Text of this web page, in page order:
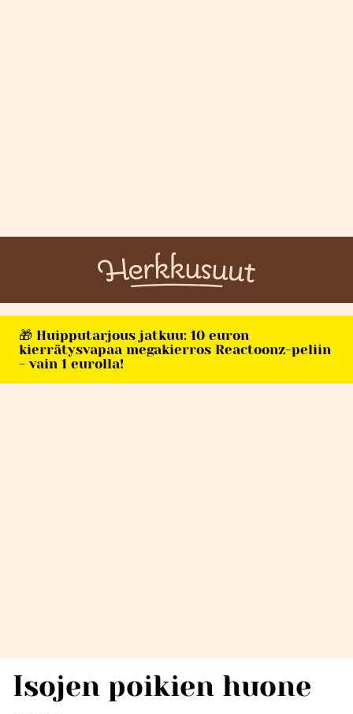
🎁 Huipputarjous jatkuu: 10 euron
kierrätysvapaa megakierros Reactoonz-peliin
- vain 1 eurolla!
Isojen poikien huone